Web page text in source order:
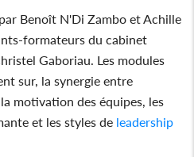
Benoît N'Di Zambo et Achille
formateurs du cabinet
Gaboriau. Les modules
sur, la synergie entre
, la motivation des équipes, les
et les styles de leadership